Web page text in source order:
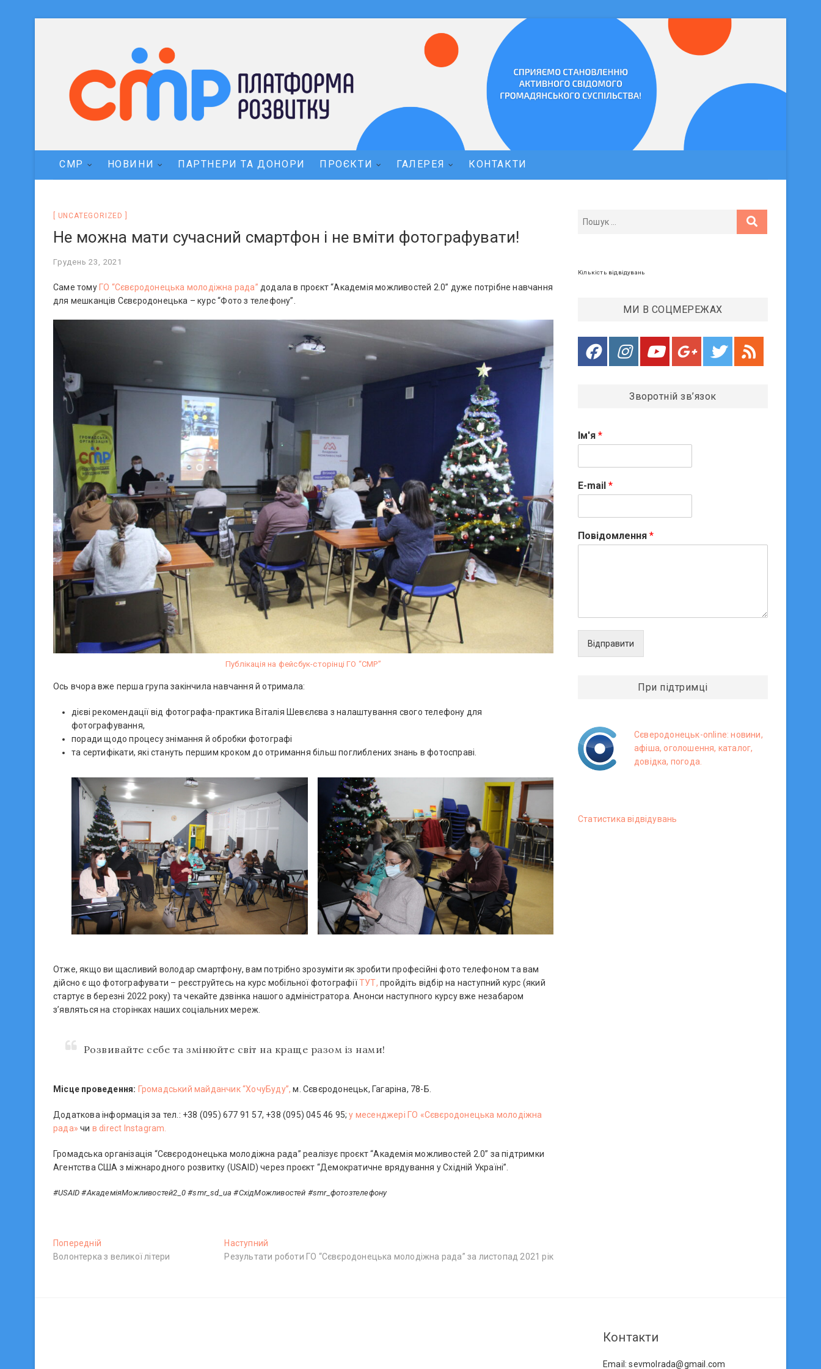
СМР НОВИНИ ПАРТНЕРИ ТА ДОНОРИ ПРОЄКТИ ГАЛЕРЕЯ КОНТАКТИ
UNCATEGORIZED
Не можна мати сучасний смартфон і не вміти фотографувати!
Грудень 23, 2021
Саме тому ГО “Сєвєродонецька молодіжна рада” додала в проєкт “Академія можливостей 2.0” дуже потрібне навчання
для мешканців Сєвєродонецька – курс “Фото з телефону”.
Публікація на фейсбук-сторінці ГО “СМР”
Ось вчора вже перша група закінчила навчання й отримала:
дієві рекомендації від фотографа-практика Віталія Шевєлєва з налаштування свого телефону для
фотографування,
поради щодо процесу знімання й обробки фотографі
та сертифікати, які стануть першим кроком до отримання більш поглиблених знань в фотосправі.
Отже, якщо ви щасливий володар смартфону, вам потрібно зрозуміти як зробити професійні фото телефоном та вам
дійсно є що фотографувати – реєструйтесь на курс мобільної фотографіїТУТ,пройдіть відбір на наступний курс (який
стартує в березні 2022 року) та чекайте дзвінка нашого адміністратора. Анонси наступного курсу вже незабаром
з’являться на сторінках наших соціальних мереж.
Розвивайте себе та змінюйте світ на краще разом із нами!
Місце проведення: Громадський майданчик “ХочуБуду”, м. Сєвєродонецьк, Гагаріна, 78-Б.
Додаткова інформація за тел.: +38 (095) 677 91 57, +38 (095) 045 46 95;у месенджері ГО «Сєвєродонецька молодіжна
рада» чи в direct Instagram.
Громадська організація “Сєвєродонецька молодіжна рада” реалізує проєкт “Академія можливостей 2.0” за підтримки
Агентства США з міжнародного розвитку (USAID) через проєкт “Демократичне врядування у Східній Україні”.
#USAID #АкадеміяМожливостей2_0 #smr_sd_ua #СхідМожливостей #smr_фотозтелефону
Н
а
Попередній
о
Волонтерка з великої літери
Наступний
а
Результати роботи ГО “Сєвєродонецька молодіжна рада” за листопад 2021 рік
Кількість відвідувань
МИ В СОЦМЕРЕЖАХ
Зворотній зв’язок
Ім'я *
E-mail *
Повідомлення *
Відправити
При підтримці
Сєверодонецьк-online: новини,
афіша, оголошення, каталог,
довідка, погода.
Статистика вiдвiдувань
Контакти
Email: sevmolrada@gmail.com